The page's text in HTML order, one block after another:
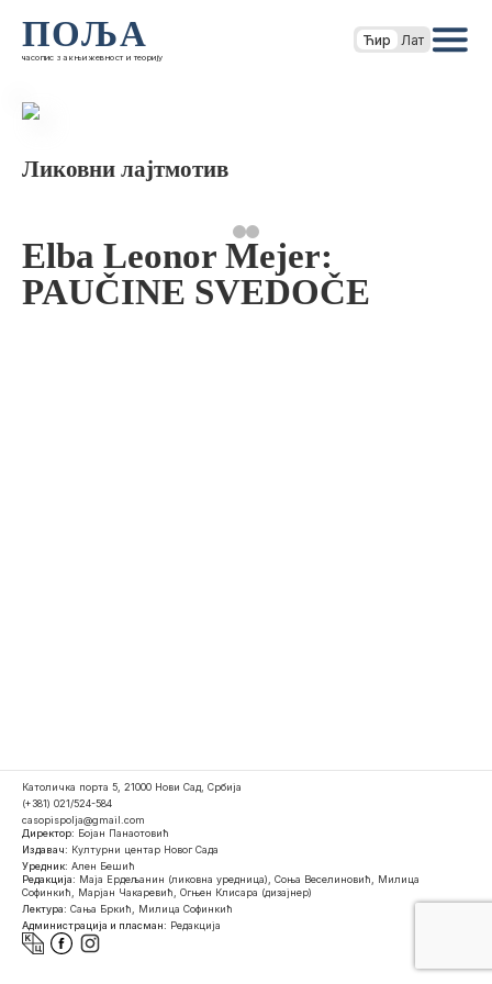
ПОЉА
часопис за књижевност и теорију
Ћир Лат
Ликовни лајтмотив
Elba Leonor Mejer:
PAUČINE SVEDOČE
Католичка порта 5, 21000 Нови Сад, Србија
(+381) 021/524-584
casopispolja@gmail.com
Директор: Бојан Панаотовић
Издавач: Културни центар Новог Сада
Уредник: Ален Бешић
Редакција: Маја Ердељанин (ликовна уредница), Соња Веселиновић, Милица
Софинкић, Марјан Чакаревић, Огњен Клисара (дизајнер)
Лектура: Сања Бркић, Милица Софинкић
Администрација и пласман: Редакција